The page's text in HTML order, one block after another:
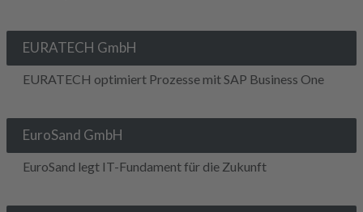
EURATECH GmbH
EURATECH optimiert Prozesse mit SAP Business One
EuroSand GmbH
EuroSand legt IT-Fundament für die Zukunft